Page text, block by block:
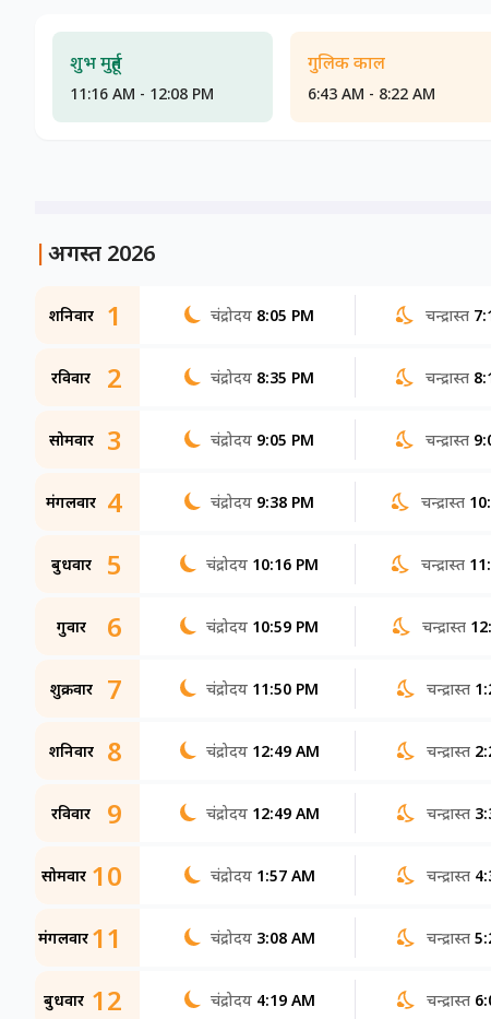
शुभ मुहूर्त
11:16 AM - 12:08 PM
गुलिक काल
6:43 AM - 8:22 AM
|अगस्त 2026
शनिवार 1 चंद्रोदय 8:05 PM चन्द्रास्त
रविवार 2 चंद्रोदय 8:35 PM चन्द्रास्त
सोमवार 3 चंद्रोदय 9:05 PM चन्द्रास्त
मंगलवार 4 चंद्रोदय 9:38 PM चन्द्रास्त
बुधवार 5 चंद्रोदय 10:16 PM चन्द्रास्त
गुरूवार 6 चंद्रोदय 10:59 PM चन्द्रास्त
शुक्रवार 7 चंद्रोदय 11:50 PM चन्द्रास्त
शनिवार 8 चंद्रोदय 12:49 AM चन्द्रास्त
रविवार 9 चंद्रोदय 12:49 AM चन्द्रास्त
सोमवार 10 चंद्रोदय 1:57 AM चन्द्रास्त
मंगलवार 11 चंद्रोदय 3:08 AM चन्द्रास्त
बुधवार 12 चंद्रोदय 4:19 AM चन्द्रास्त